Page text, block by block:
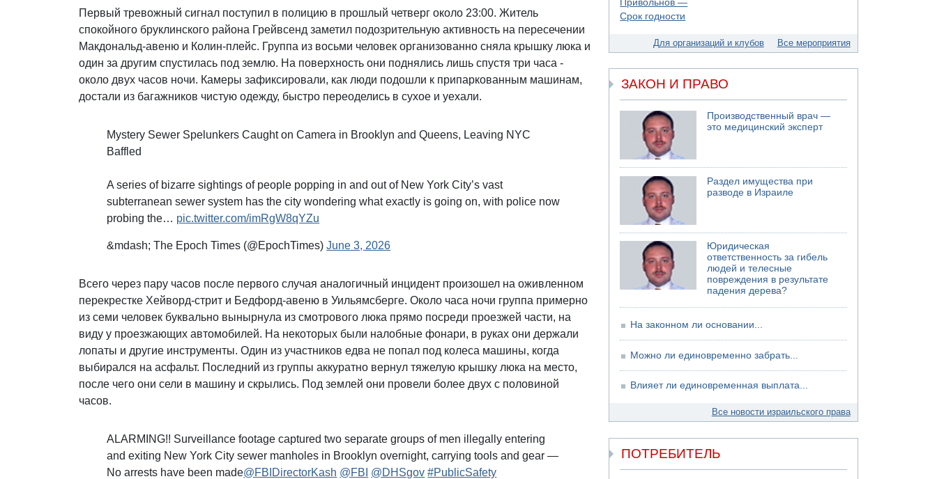
Первый тревожный сигнал поступил в полицию в прошлый четверг около 23:00. Житель
спокойного бруклинского района Грейвсенд заметил подозрительную активность на пересечении
Макдональд-авеню и Колин-плейс. Группа из восьми человек организованно сняла крышку люка и
один за другим спустилась под землю. На поверхность они поднялись лишь спустя три часа -
около двух часов ночи. Камеры зафиксировали, как люди подошли к припаркованным машинам,
достали из багажников чистую одежду, быстро переоделись в сухое и уехали.
Mystery Sewer Spelunkers Caught on Camera in Brooklyn and Queens, Leaving NYC
Baffled
A series of bizarre sightings of people popping in and out of New York City’s vast
subterranean sewer system has the city wondering what exactly is going on, with police now
probing the… pic.twitter.com/imRgW8qYZu
&mdash; The Epoch Times (@EpochTimes)June 3, 2026
Всего через пару часов после первого случая аналогичный инцидент произошел на оживленном
перекрестке Хейворд-стрит и Бедфорд-авеню в Уильямсберге. Около часа ночи группа примерно
из семи человек буквально вынырнула из смотрового люка прямо посреди проезжей части, на
виду у проезжающих автомобилей. На некоторых были налобные фонари, в руках они держали
лопаты и другие инструменты. Один из участников едва не попал под колеса машины, когда
выбирался на асфальт. Последний из группы аккуратно вернул тяжелую крышку люка на место,
после чего они сели в машину и скрылись. Под землей они провели более двух с половиной
часов.
ALARMING!! Surveillance footage captured two separate groups of men illegally entering
and exiting New York City sewer manholes in Brooklyn overnight, carrying tools and gear —
No arrests have been made@FBIDirectorKash @FBI @DHSgov #PublicSafety
Для организаций и клубов Все мероприятия
ЗАКОН И ПРАВО
Производственный врач —
это медицинский эксперт
Раздел имущества при
разводе в Израиле
Юридическая
ответственность за гибель
людей и телесные
повреждения в результате
падения дерева?
На законном ли основании...
Можно ли единовременно забрать...
Влияет ли единовременная выплата...
Все новости израильского права
ПОТРЕБИТЕЛЬ